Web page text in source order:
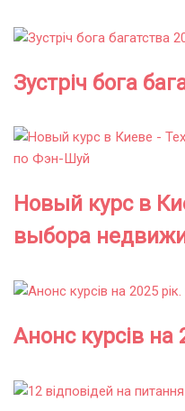
Зустріч бога
Новый курс в
выбора
Анонс курсів на